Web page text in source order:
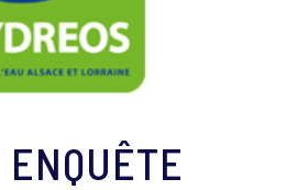
ENQUÊTE